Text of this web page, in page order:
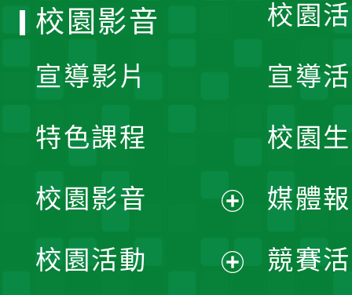
校園
宣導
校園
媒體
競賽
校園影音
宣導影片
特色課程
校園影音
開
校園活動